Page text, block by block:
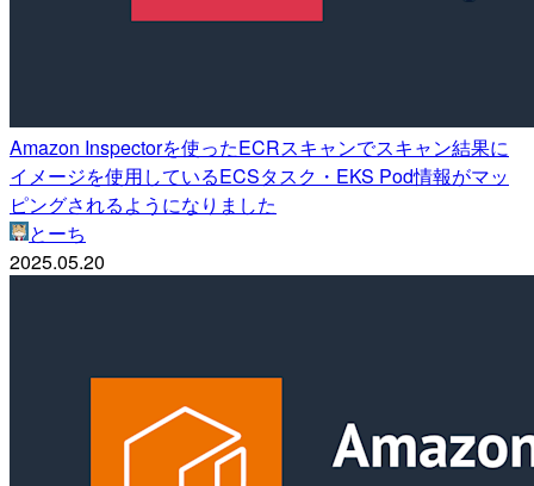
Amazon Inspectorを使ったECRスキャンでスキャン結果に
イメージを使用しているECSタスク・EKS Pod情報がマッ
ピングされるようになりました
とーち
2025.05.20